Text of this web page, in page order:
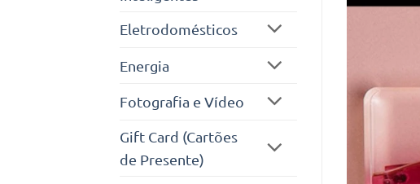
Eletrodomésticos
Energia
Fotografia e Vídeo
Gift Card (Cartões
de Presente)